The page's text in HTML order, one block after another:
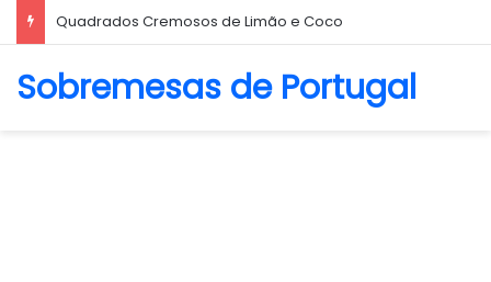
Biscoito Amanteigado
Sobremesas de Portugal